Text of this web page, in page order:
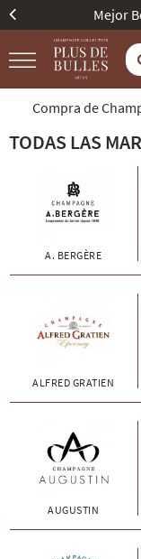
Mejor
Compra de
TODAS LAS
A. BERGÈRE
ALFRED GRATIEN
AUGUSTIN